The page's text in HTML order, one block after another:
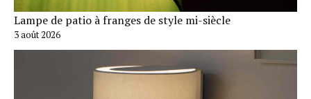
Lampe de patio à franges de style mi-siècle
3 août 2026